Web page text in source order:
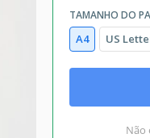
TAMANHO DO
A4 US
Não